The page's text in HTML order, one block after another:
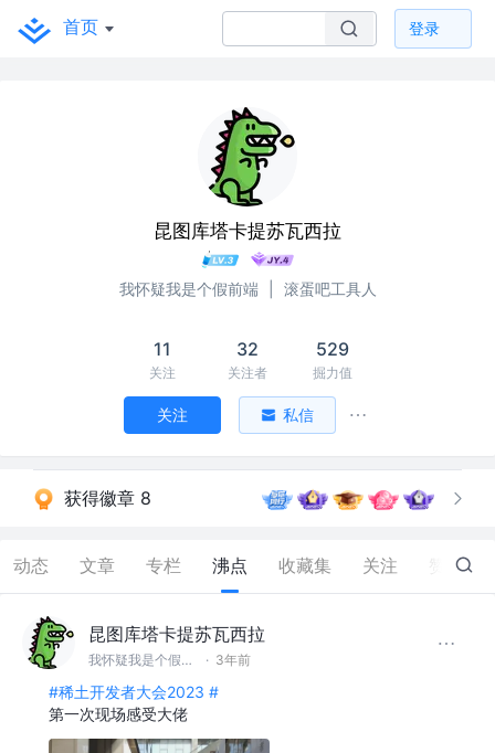
首页 登录
昆图库塔卡提苏瓦西拉
我怀疑我是个假前端 滚蛋吧工具人
11
关注
32
关注者
529
掘力值
关注 私信
获得徽章 8
动态 文章 专栏 沸点 收藏集 关注 31
昆图库塔卡提苏瓦西拉
我怀疑我是个假前端 @滚蛋吧工具人 · 3年前
#稀土开发者大会2023 #
第一次现场感受大佬